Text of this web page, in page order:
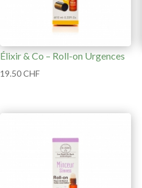
Élixir & Co – Roll-on Urgences
19.50CHF